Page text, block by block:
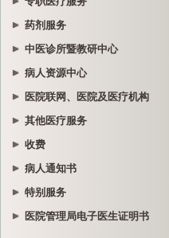
药剂服务
中医诊所暨教研中心
病人资源中心
医院联网、医院及医疗机构
其他医疗服务
收费
病人通知书
特别服务
医院管理局电子医生证明书